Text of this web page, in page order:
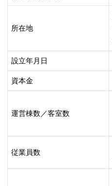
所在地
設立年月日
資本金
運営棟数／客室数
従業員数